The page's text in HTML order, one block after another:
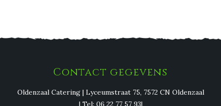
Contact gegevens
Oldenzaal Catering | Lyceumstraat 75, 7572 CN Oldenzaal
| Tel: 06 22 77 57 93|